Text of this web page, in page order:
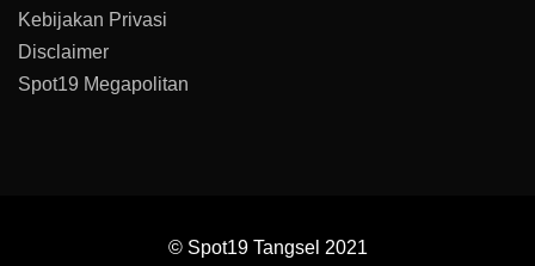
Kebijakan Privasi
Disclaimer
Spot19 Megapolitan
© Spot19 Tangsel 2021